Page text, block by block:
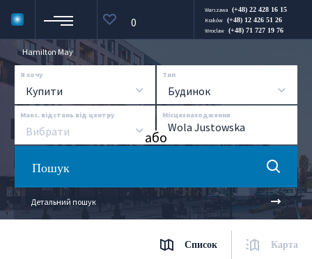
0
Warszawa (+48) 22 428 16 15
Kraków (+48) 12 426 51 26
Wroclaw (+48) 71 727 19 76
Hamilton May
Я хочу
Купити
Тип
Будинок
Макс. відстань від центру
Вибрати aбо
Місцезнаходження
Пошук
Детальний пошук
Список Карта